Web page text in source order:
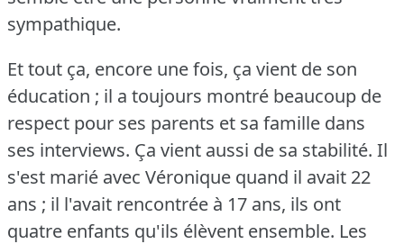
sympathique.
Et tout ça, encore une fois, ça vient de son
éducation ; il a toujours montré beaucoup de
respect pour ses parents et sa famille dans
ses interviews. Ça vient aussi de sa stabilité. Il
s'est marié avec Véronique quand il avait 22
ans ; il l'avait rencontrée à 17 ans, ils ont
quatre enfants qu'ils élèvent ensemble. Les